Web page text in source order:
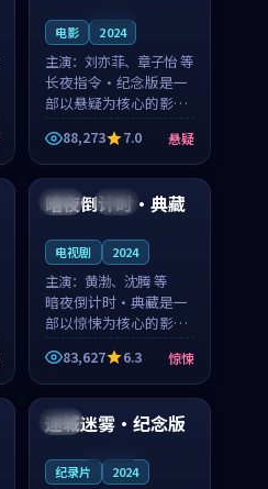
电影 2024
主演： 刘亦菲、章子怡 等
长夜指令·纪念版是一
部以悬疑为核心的影视
作品，围绕危机、反转
与人物成长展开，整体
节奏紧凑，值得推荐观
看。
88,273 7.0 悬疑
韩国 热播
暗夜倒计时·典藏
电视剧 2024
主演： 黄渤、沈腾 等
暗夜倒计时·典藏是一
部以惊悚为核心的影视
作品，围绕危机、反转
与人物成长展开，整体
节奏紧凑，值得推荐观
看。
83,627 6.3 惊悚
中国
迷城迷雾·纪念版
纪录片 2024